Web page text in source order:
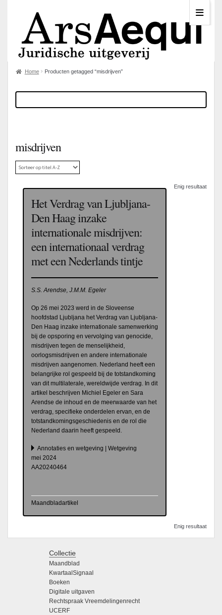
Home Producten getagged “misdrijven”
misdrijven
Enig resultaat
Het Verdrag van Ljubljana-
Den Haag inzake
internationale misdrijven:
een internationaal verdrag
met een Nederlands tintje
S.S. Arendse, J.M.M. Egeler
Op 26 mei 2023 werd in de Sloveense
hoofdstad Ljubljana het Verdrag van Ljubljana-
Den Haag inzake internationale samenwerking
bij de opsporing en vervolging van genocide,
misdrijven tegen de menselijkheid,
oorlogsmisdrijven en andere internatio­nale
misdrijven aangenomen. Nederland heeft een
belangrijke rol gespeeld bij de totstandkoming
van dit multilaterale, wereldwijde verdrag. In dit
artikel beschrijven Michiel Egeler en Sara
Arendse de inhoud en de meerwaarde van het
verdrag, specifieke onderdelen ervan, en de
totstandkomingsgeschiedenis en de rol die
Nederland daarin heeft gespeeld.
Annotaties en wetgeving | Wetgeving
mei 2024
AA20240464
Maandbladartikel
Enig resultaat
Collectie
Maandblad
KwartaalSignaal
Boeken
Digitale uitgaven
Rechtspraak Vreemdelingenrecht
UCERF